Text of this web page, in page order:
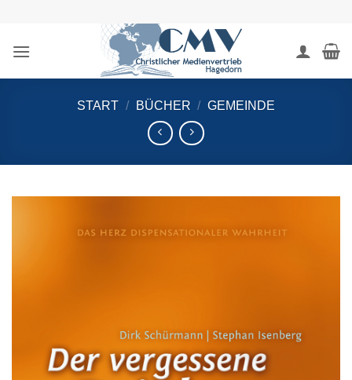
springen
START / BÜCHER / GEMEINDE